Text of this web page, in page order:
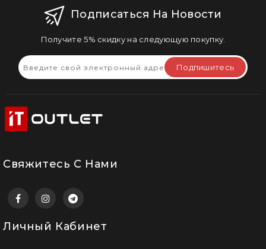
Подписаться На Новости
Получите 5% скидку на следующую покупку.
Подпишитесь
Свяжитесь С Нами
Личный Кабинет